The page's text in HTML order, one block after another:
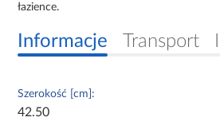
łazience.
Informacje Transport
Szerokość [cm]:
42.50